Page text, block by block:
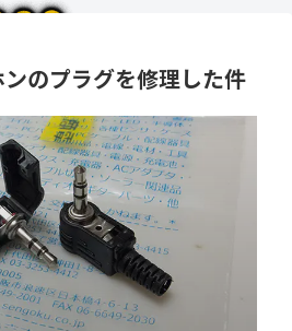
のプラグを修理した件